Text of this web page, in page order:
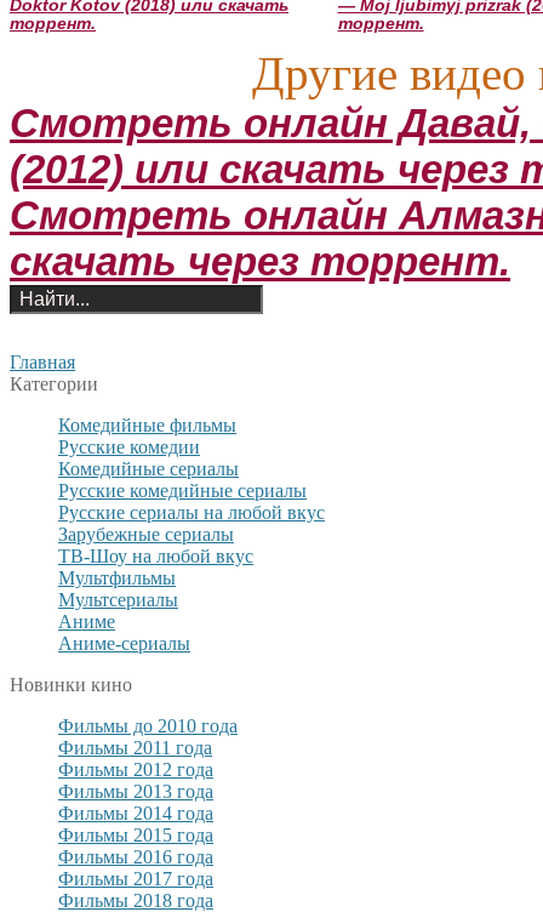
Doktor Kotov (2018) или скачать
торрент.
— Moj ljubimyj prizrak
торрент.
Другие видео
Смотреть онлайн Давай,
(2012) или скачать через
Смотреть онлайн
скачать через торрент.
Главная
Категории
Комедийные фильмы
Русские комедии
Комедийные сериалы
Русские комедийные сериалы
Русские сериалы на любой вкус
Зарубежные сериалы
ТВ-Шоу на любой вкус
Мультфильмы
Мультсериалы
Аниме
Аниме-сериалы
Новинки кино
Фильмы до 2010 года
Фильмы 2011 года
Фильмы 2012 года
Фильмы 2013 года
Фильмы 2014 года
Фильмы 2015 года
Фильмы 2016 года
Фильмы 2017 года
Фильмы 2018 года